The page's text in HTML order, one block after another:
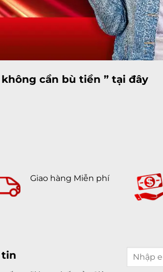
cần bù tiền ” tại đây
Giao hàng Miễn phí
tin